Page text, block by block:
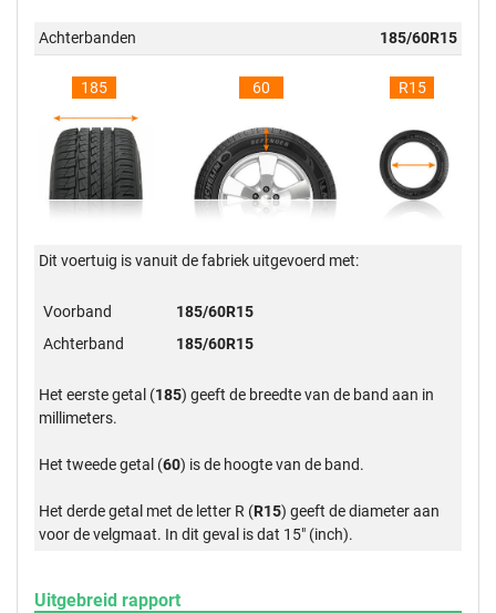
Achterbanden 185/60R15
185 60 R15
Dit voertuig is vanuit de fabriek uitgevoerd met:
Voorband
185/60R15
Achterband
185/60R15
Het eerste getal (185) geeft de breedte van de band aan in
millimeters.
Het tweede getal (60) is de hoogte van de band.
Het derde getal met de letter R (R15) geeft de diameter aan
voor de velgmaat. In dit geval is dat 15" (inch).
Uitgebreid rapport